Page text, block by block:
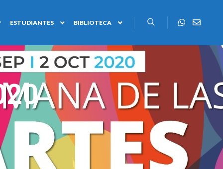
ESTUDIANTES BIBLIOTECA